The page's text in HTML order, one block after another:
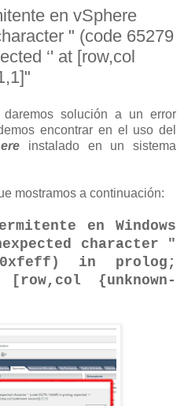
en vSphere
" (code 65279
‘' at [row,col
solución a un error
encontrar en el uso del
instalado en un sistema
mostramos a continuación:
en Windows
character "
in prolog;
{unknown-